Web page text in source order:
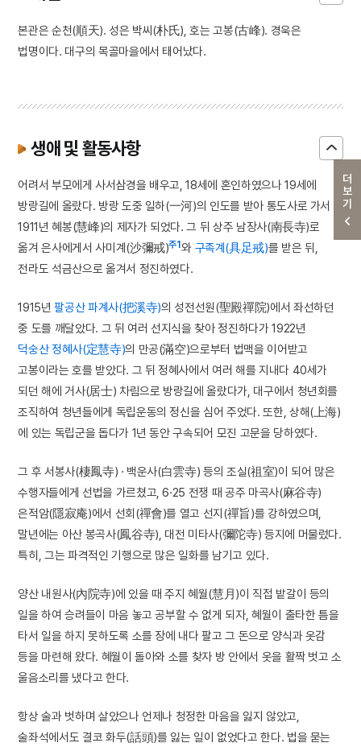
더보기
본관은 순천(順天). 성은 박씨(朴氏), 호는 고봉(古峰). 경욱은
법명이다. 대구의 목골마을에서 태어났다.
생애 및 활동사항
어려서 부모에게 사서삼경을 배우고, 18세에 혼인하였으나 19세에
방랑길에 올랐다. 방랑 도중 일하(一河)의 인도를 받아 통도사로 가서
1911년 혜봉(慧峰)의 제자가 되었다. 그 뒤 상주 남장사(南長寺)로
옮겨 은사에게서 사미계(沙彌戒)주1 와 구족계(具足戒)를 받은 뒤,
전라도 석금산으로 옮겨서 정진하였다.
1915년팔공산 파계사(把溪寺)의 성전선원(聖殿禪院)에서 좌선하던
중 도를 깨달았다. 그 뒤 여러 선지식을 찾아 정진하다가 1922년
덕숭산 정혜사(定慧寺)의 만공(滿空)으로부터 법맥을 이어받고
고봉이라는 호를 받았다. 그 뒤 정혜사에서 여러 해를 지내다 40세가
되던 해에 거사(居士) 차림으로 방랑길에 올랐다가, 대구에서 청년회를
조직하여 청년들에게 독립운동의 정신을 심어 주었다. 또한, 상해(上海)
에 있는 독립군을 돕다가 1년 동안 구속되어 모진 고문을 당하였다.
그 후 서봉사(棲鳳寺) · 백운사(白雲寺) 등의 조실(祖室)이 되어 많은
수행자들에게 선법을 가르쳤고, 6·25 전쟁 때 공주 마곡사(麻谷寺)
은적암(隱寂庵)에서 선회(禪會)를 열고 선지(禪旨)를 강하였으며,
말년에는 아산 봉곡사(鳳谷寺), 대전 미타사(彌陀寺) 등지에 머물렀다.
특히, 그는 파격적인 기행으로 많은 일화를 남기고 있다.
양산 내원사(內院寺)에 있을 때 주지 혜월(慧月)이 직접 밭갈이 등의
일을 하여 승려들이 마음 놓고 공부할 수 없게 되자, 혜월이 출타한 틈을
타서 일을 하지 못하도록 소를 장에 내다 팔고 그 돈으로 양식과 옷감
등을 마련해 왔다. 혜월이 돌아와 소를 찾자 방 안에서 옷을 활짝 벗고 소
울음소리를 냈다고 한다.
항상 술과 벗하며 살았으나 언제나 청정한 마음을 잃지 않았고,
술좌석에서도 결코 화두(話頭)를 잃는 일이 없었다고 한다. 법을 묻는